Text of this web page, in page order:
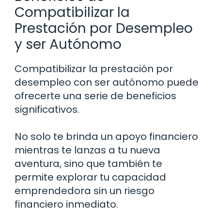
Compatibilizar la
Prestación por Desempleo
y ser Autónomo
Compatibilizar la prestación por
desempleo con ser autónomo puede
ofrecerte una serie de beneficios
significativos.
No solo te brinda un apoyo financiero
mientras te lanzas a tu nueva
aventura, sino que también te
permite explorar tu capacidad
emprendedora sin un riesgo
financiero inmediato.